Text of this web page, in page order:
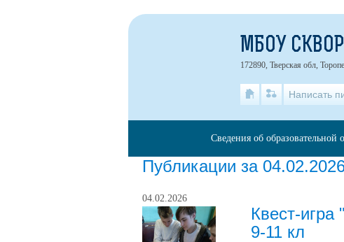
Публикации за
04.02.2026
Квест-игра
9-11 кл
МБОУ
172890, Тверская обл,
Написать
Сведения об образовательной